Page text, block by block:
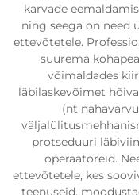
karvade
ning seega on need
ettevõtetele.
suurema
võimaldades
läbilaskevõimet
(nt
protseduuri
operaatoreid.
ettevõtetele, kes
teenuseid,